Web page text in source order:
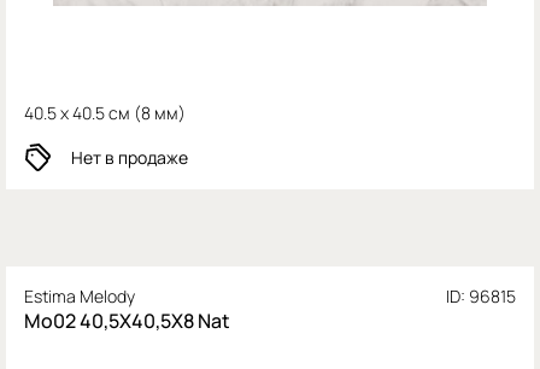
40.5 x 40.5 см (8 мм)
Нет в продаже
Estima Melody ID: 96815
Mo02 40,5X40,5Х8 Nat